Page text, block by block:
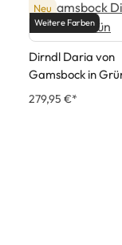
Neu
Weitere Farben
Dirndl Daria von
Gamsbock in
279,95 €*